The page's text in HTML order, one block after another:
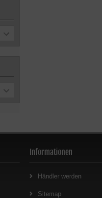
Informationen
Händler werden
Sitemap